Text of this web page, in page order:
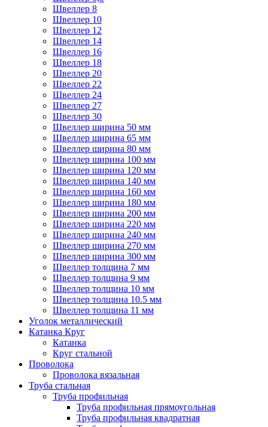
Швеллер 8
Швеллер 10
Швеллер 12
Швеллер 14
Швеллер 16
Швеллер 18
Швеллер 20
Швеллер 22
Швеллер 24
Швеллер 27
Швеллер 30
Швеллер ширина 50 мм
Швеллер ширина 65 мм
Швеллер ширина 80 мм
Швеллер ширина 100 мм
Швеллер ширина 120 мм
Швеллер ширина 140 мм
Швеллер ширина 160 мм
Швеллер ширина 180 мм
Швеллер ширина 200 мм
Швеллер ширина 220 мм
Швеллер ширина 240 мм
Швеллер ширина 270 мм
Швеллер ширина 300 мм
Швеллер толщина 7 мм
Швеллер толщина 9 мм
Швеллер толщина 10 мм
Швеллер толщина 10.5 мм
Швеллер толщина 11 мм
Уголок металлический
Катанка Круг
Катанка
Круг стальной
Проволока
Проволока вязальная
Труба стальная
Труба профильная
Труба профильная прямоугольная
Труба профильная квадратная